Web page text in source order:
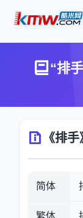
“排
《排
简体
繁体